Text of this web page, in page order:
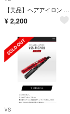
【美品】ヘアアイロン コテ19mm VS ヴィダルサスーン
¥ 2,200
VS